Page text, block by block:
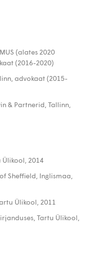
(alates 2020
(2016-2020)
advokaat (2015-
& Partnerid, Tallinn,
Ülikool, 2014
Sheffield, Inglismaa,
Ülikool, 2011
Tartu Ülikool,